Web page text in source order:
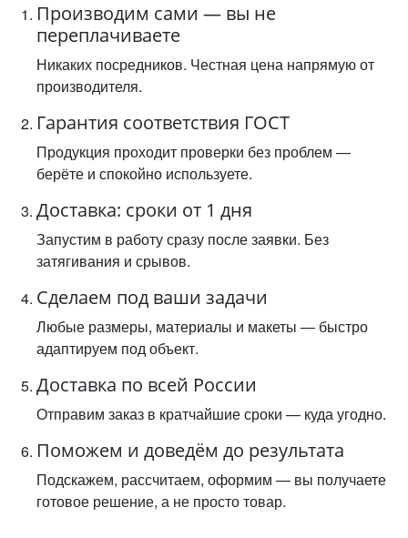
Производим сами — вы не
переплачиваете
Никаких посредников. Честная цена напрямую от
производителя.
Гарантия соответствия ГОСТ
Продукция проходит проверки без проблем —
берёте и спокойно используете.
Доставка: сроки от 1 дня
Запустим в работу сразу после заявки. Без
затягивания и срывов.
Сделаем под ваши задачи
Любые размеры, материалы и макеты — быстро
адаптируем под объект.
Доставка по всей России
Отправим заказ в кратчайшие сроки — куда угодно.
Поможем и доведём до результата
Подскажем, рассчитаем, оформим — вы получаете
готовое решение, а не просто товар.